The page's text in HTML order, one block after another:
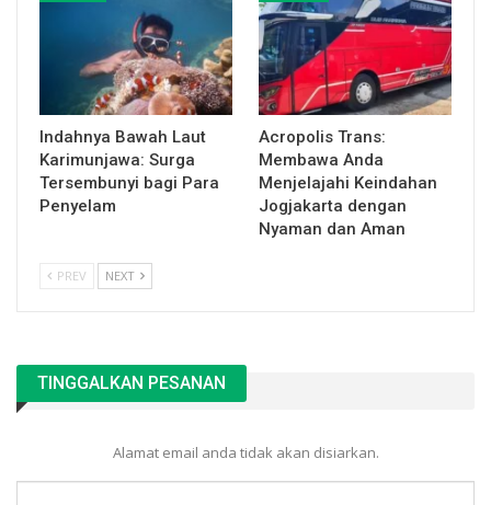
Indahnya Bawah Laut
Karimunjawa: Surga
Tersembunyi bagi Para
Penyelam
Acropolis Trans:
Membawa Anda
Menjelajahi Keindahan
Jogjakarta dengan
Nyaman dan Aman
PREV NEXT
TINGGALKAN PESANAN
Alamat email anda tidak akan disiarkan.